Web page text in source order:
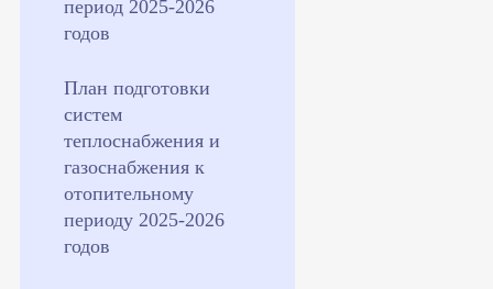
период 2025-2026
годов
План подготовки
систем
теплоснабжения и
газоснабжения к
отопительному
периоду 2025-2026
годов